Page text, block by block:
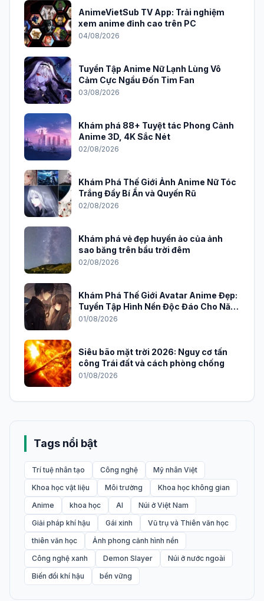
AnimeVietSub TV App: Trải nghiệm
xem anime đỉnh cao trên PC
04/08/2026
Tuyển Tập Anime Nữ Lạnh Lùng Vô
Cảm Cực Ngầu Đốn Tim Fan
03/08/2026
Khám phá 88+ Tuyệt tác Phong Cảnh
Anime 3D, 4K Sắc Nét
02/08/2026
Khám Phá Thế Giới Ảnh Anime Nữ Tóc
Trắng Đầy Bí Ẩn và Quyến Rũ
02/08/2026
Khám phá vẻ đẹp huyền ảo của ảnh
sao băng trên bầu trời đêm
02/08/2026
Khám Phá Thế Giới Avatar Anime Đẹp:
Tuyển Tập Hình Nền Độc Đáo Cho Năm
2026
01/08/2026
Siêu bão mặt trời 2026: Nguy cơ tấn
công Trái đất và cách phòng chống
01/08/2026
Tags nổi bật
Trí tuệ nhân tạo Công nghệ
Mỹ nhân Việt
Khoa học vật liệu
Môi trường
Khoa học không gian
Anime
khoa học AI
Núi ở Việt Nam
Giải pháp khí hậu
Gái xinh
Vũ trụ và Thiên văn học
thiên văn học
Ảnh phong cảnh hình nền
Công nghệ xanh
Demon Slayer
Núi ở nước ngoài
Biến đổi khí hậu
bền vững